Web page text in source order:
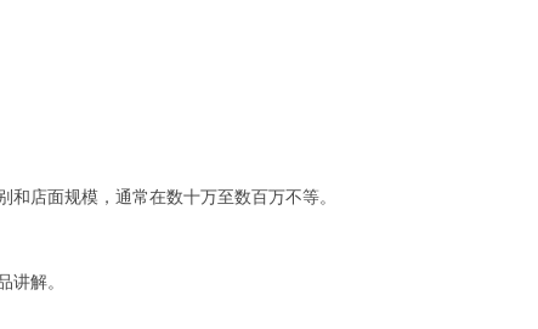
店面规模，通常在数十万至数百万不等。
解。